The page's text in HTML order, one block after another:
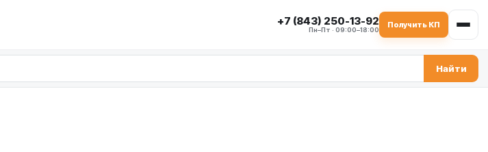
+7 (843) 250-13-92
Пн–Пт · 09:00–18:00
Получить КП
Найти